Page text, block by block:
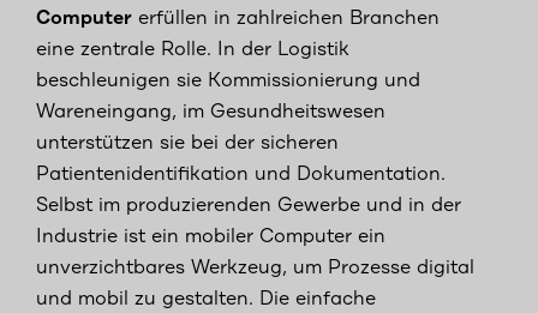
Computer erfüllen in zahlreichen Branchen
eine zentrale Rolle. In der Logistik
beschleunigen sie Kommissionierung und
Wareneingang, im Gesundheitswesen
unterstützen sie bei der sicheren
Patientenidentifikation und Dokumentation.
Selbst im produzierenden Gewerbe und in der
Industrie ist ein mobiler Computer ein
unverzichtbares Werkzeug, um Prozesse digital
und mobil zu gestalten. Die einfache